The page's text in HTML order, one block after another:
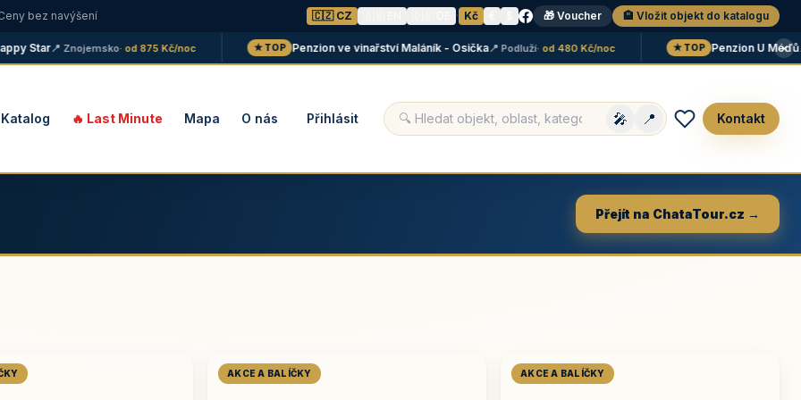
bez navýšení 🇨🇿 CZ · Kč 🎁 Voucher 🏨 Vložit objekt do katalogu
Star📍 Znojemsko· od 875 Kč/noc ★ TOP Penzion ve vinařství Maláník - Osička📍 Podluží· od 480 Kč/noc ★ TOP Penzion U Méďů📍×
Katalog 🔥 Last Minute Mapa O nás Přihlásit 🎤 📍 Kontakt
Přejít na ChataTour.cz →
AKCE A BALÍČKY AKCE A BALÍČKY